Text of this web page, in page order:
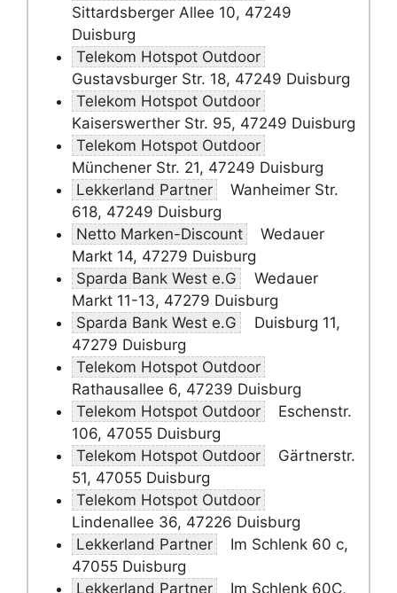
Sittardsberger Allee 10, 47249
Duisburg
Telekom Hotspot Outdoor
Gustavsburger Str. 18, 47249 Duisburg
Telekom Hotspot Outdoor
Kaiserswerther Str. 95, 47249 Duisburg
Telekom Hotspot Outdoor
Münchener Str. 21, 47249 Duisburg
Lekkerland Partner
Wanheimer Str.
618, 47249 Duisburg
Netto Marken-Discount
Wedauer
Markt 14, 47279 Duisburg
Sparda Bank West e.G
Wedauer
Markt 11-13, 47279 Duisburg
Sparda Bank West e.G
Duisburg 11,
47279 Duisburg
Telekom Hotspot Outdoor
Rathausallee 6, 47239 Duisburg
Telekom Hotspot Outdoor
Eschenstr.
106, 47055 Duisburg
Telekom Hotspot Outdoor
Gärtnerstr.
51, 47055 Duisburg
Telekom Hotspot Outdoor
Lindenallee 36, 47226 Duisburg
Lekkerland Partner
Im Schlenk 60 c,
47055 Duisburg
Lekkerland Partner
Im Schlenk 60C,